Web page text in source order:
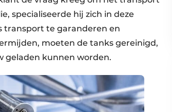
specialiseerde hij zich in deze
transport te garanderen en
moeten de tanks gereinigd,
geladen kunnen worden.